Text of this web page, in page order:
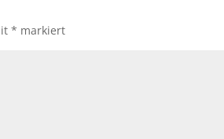
* markiert